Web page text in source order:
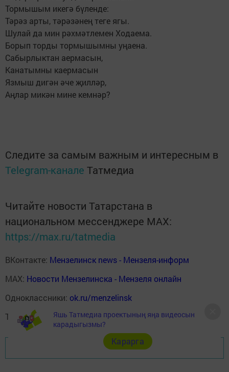
Тормышым икегә бүленде:
Тәрәз арты, тәрәзәнең теге ягы.
Шулай да мин рәхмәтлемен Ходаема.
Борып торды тормышымны уңаена.
Сабырлыктан аермасын,
Канатымны каермасын
Язмыш дигән әче җилләр,
Аңлар микән мине кемнәр?
Следите за самым важным и интересным в
Telegram-канале Татмедиа
Читайте новости Татарстана в
национальном мессенджере MАХ:
https://max.ru/tatmedia
ВКонтакте: Мензелинск news - Мензеля-информ
MAX: Новости Мензелинска - Мензеля онлайн
Одноклассники: ok.ru/menzelinsk
Telegram-канал:Мензелинск news - Мензеля-информ
Перейти на страницу новости
Яшь Татмедиа проектының яңа видеосын
карадыгызмы?
Карарга